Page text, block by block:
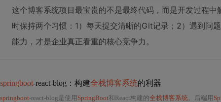
这个博客系统项目最宝贵的不是最终代码，而是开发过程
时保持两个习惯：1）每天提交清晰的Git记录；2）遇到问
能力，才是企业真正看重的核心竞争力。
springboot-react-blog：构建全栈博客系统的利器
springboot-react-blog是使用 SpringBoot和React构建的全栈博客系统。后端用